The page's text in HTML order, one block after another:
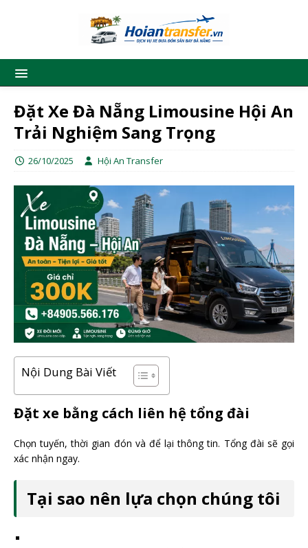
Đặt Xe Đà Nẵng Limousine Hội An
Trải Nghiệm Sang Trọng
26/10/2025 Hội An Transfer
Nội Dung Bài Viết
Đặt xe bằng cách liên hệ tổng đài
Chọn tuyến, thời gian đón và để lại thông tin. Tổng đài sẽ gọi
xác nhận ngay.
Tại sao nên lựa chọn chúng tôi